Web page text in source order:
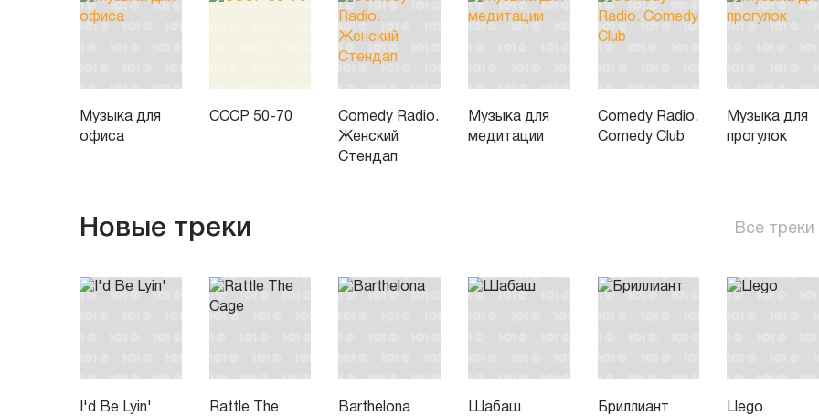
Музыка для
офиса
СССР 50-70
Comedy Radio.
Женский
Стендап
Музыка для
медитации
Comedy Radio.
Comedy Club
Музыка для
прогулок
Новые треки Все треки
I'd Be Lyin'
Rattle The
Barthelona
Шабаш
Бриллиант
Llego